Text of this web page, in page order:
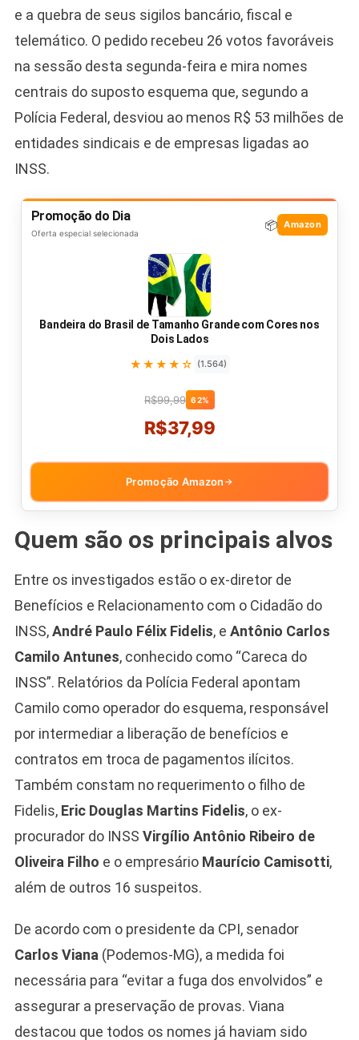
e a quebra de seus sigilos bancário, fiscal e
telemático. O pedido recebeu 26 votos favoráveis
na sessão desta segunda-feira e mira nomes
centrais do suposto esquema que, segundo a
Polícia Federal, desviou ao menos R$ 53 milhões de
entidades sindicais e de empresas ligadas ao
INSS.
Promoção do Dia
Oferta especial selecionada
📦 Amazon
Bandeira do Brasil de Tamanho Grande com Cores nos
Dois Lados
★★★★☆ (1.564)
R$99,99 62%
R$37,99
Promoção Amazon →
Quem são os principais alvos
Entre os investigados estão o ex-diretor de
Benefícios e Relacionamento com o Cidadão do
INSS,André Paulo Félix Fidelis, e Antônio Carlos
Camilo Antunes, conhecido como “Careca do
INSS”. Relatórios da Polícia Federal apontam
Camilo como operador do esquema, responsável
por intermediar a liberação de benefícios e
contratos em troca de pagamentos ilícitos.
Também constam no requerimento o filho de
Fidelis, Eric Douglas Martins Fidelis, o ex-
procurador do INSS Virgílio Antônio Ribeiro de
Oliveira Filho e o empresário Maurício Camisotti,
além de outros 16 suspeitos.
De acordo com o presidente da CPI, senador
Carlos Viana(Podemos-MG), a medida foi
necessária para “evitar a fuga dos envolvidos” e
assegurar a preservação de provas. Viana
destacou que todos os nomes já haviam sido